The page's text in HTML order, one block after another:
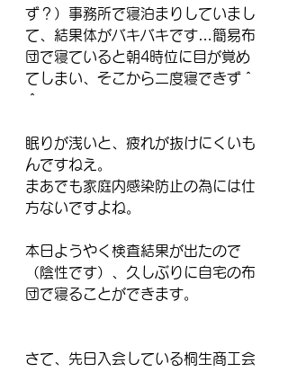
ず？）事務所で寝泊まりしていまし
て、結果体がバキバキです…簡易布
団で寝ていると朝4時位に目が覚め
てしまい、そこから二度寝できず＾
＾
眠りが浅いと、疲れが抜けにくいも
んですねえ。
まあでも家庭内感染防止の為には仕
方ないですよね。
本日ようやく検査結果が出たので
（陰性です）、久しぶりに自宅の布
団で寝ることができます。
さて、先日入会している桐生商工会